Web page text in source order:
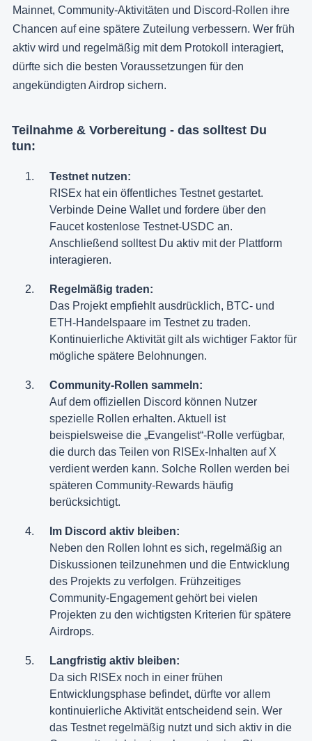
Mainnet, Community-Aktivitäten und Discord-Rollen ihre
Chancen auf eine spätere Zuteilung verbessern. Wer früh
aktiv wird und regelmäßig mit dem Protokoll interagiert,
dürfte sich die besten Voraussetzungen für den
angekündigten Airdrop sichern.
Teilnahme & Vorbereitung - das solltest Du
tun:
Testnet nutzen:
RISEx hat ein öffentliches Testnet gestartet.
Verbinde Deine Wallet und fordere über den
Faucet kostenlose Testnet-USDC an.
Anschließend solltest Du aktiv mit der Plattform
interagieren.
Regelmäßig traden:
Das Projekt empfiehlt ausdrücklich, BTC- und
ETH-Handelspaare im Testnet zu traden.
Kontinuierliche Aktivität gilt als wichtiger Faktor für
mögliche spätere Belohnungen.
Community-Rollen sammeln:
Auf dem offiziellen Discord können Nutzer
spezielle Rollen erhalten. Aktuell ist
beispielsweise die „Evangelist“-Rolle verfügbar,
die durch das Teilen von RISEx-Inhalten auf X
verdient werden kann. Solche Rollen werden bei
späteren Community-Rewards häufig
berücksichtigt.
Im Discord aktiv bleiben:
Neben den Rollen lohnt es sich, regelmäßig an
Diskussionen teilzunehmen und die Entwicklung
des Projekts zu verfolgen. Frühzeitiges
Community-Engagement gehört bei vielen
Projekten zu den wichtigsten Kriterien für spätere
Airdrops.
Langfristig aktiv bleiben:
Da sich RISEx noch in einer frühen
Entwicklungsphase befindet, dürfte vor allem
kontinuierliche Aktivität entscheidend sein. Wer
das Testnet regelmäßig nutzt und sich aktiv in die